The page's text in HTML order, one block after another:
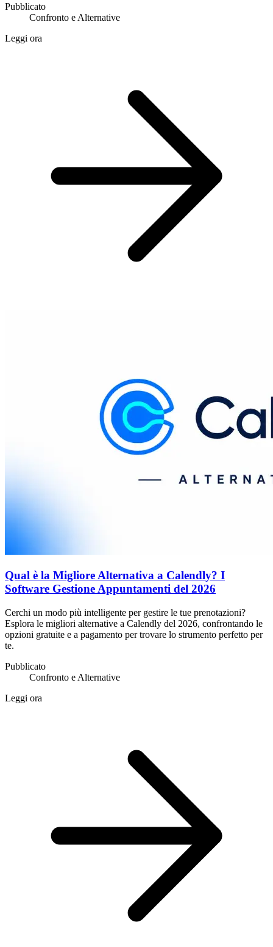
Pubblicato
Confronto e Alternative
Leggi ora
Qual è la Migliore Alternativa a Calendly? I
Software Gestione Appuntamenti del 2026
Cerchi un modo più intelligente per gestire le tue prenotazioni?
Esplora le migliori alternative a Calendly del 2026, confrontando le
opzioni gratuite e a pagamento per trovare lo strumento perfetto per
te.
Pubblicato
Confronto e Alternative
Leggi ora